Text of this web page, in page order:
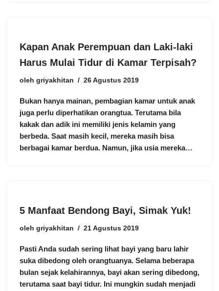
Kapan Anak Perempuan dan Laki-laki
Harus Mulai Tidur di Kamar Terpisah?
oleh griyakhitan 26 Agustus 2019
Bukan hanya mainan, pembagian kamar untuk anak
juga perlu diperhatikan orangtua. Terutama bila
kakak dan adik ini memiliki jenis kelamin yang
berbeda. Saat masih kecil, mereka masih bisa
berbagai kamar berdua. Namun, jika usia mereka…
5 Manfaat Bendong Bayi, Simak Yuk!
oleh griyakhitan 21 Agustus 2019
Pasti Anda sudah sering lihat bayi yang baru lahir
suka dibedong oleh orangtuanya. Selama beberapa
bulan sejak kelahirannya, bayi akan sering dibedong,
terutama saat bayi tidur. Ini mungkin sudah menjadi